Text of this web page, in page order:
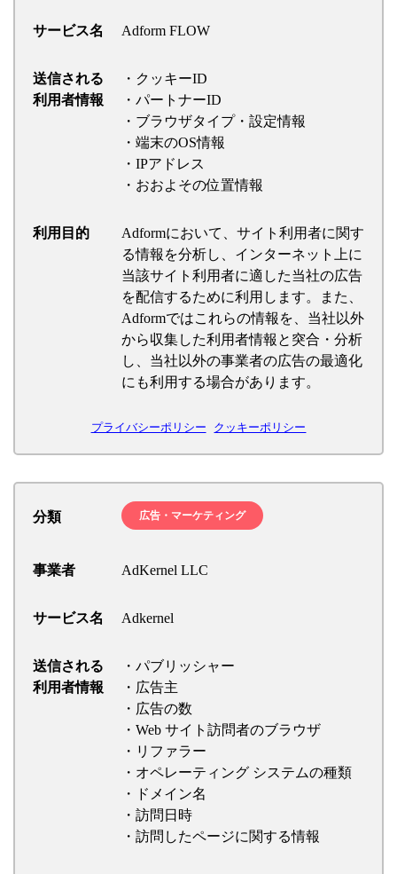
サービス名 Adform FLOW
送信される
利用者情報
・クッキーID
・パートナーID
・ブラウザタイプ・設定情報
・端末のOS情報
・IPアドレス
・おおよその位置情報
利用目的
Adformにおいて、サイト利用者に関す
る情報を分析し、インターネット上に
当該サイト利用者に適した当社の広告
を配信するために利用します。また、
Adformではこれらの情報を、当社以外
から収集した利用者情報と突合・分析
し、当社以外の事業者の広告の最適化
にも利用する場合があります。
プライバシーポリシー クッキーポリシー
分類 広告・マーケティング
事業者 AdKernel LLC
サービス名 Adkernel
送信される
利用者情報
・パブリッシャー
・広告主
・広告の数
・Web サイト訪問者のブラウザ
・リファラー
・オペレーティング システムの種類
・ドメイン名
・訪問日時
・訪問したページに関する情報